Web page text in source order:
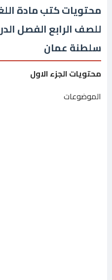
محتويات كتب مادة
للصف الرابع الفصل
سلطنة عمان
محتويات الجزء الاول
الموضوعات